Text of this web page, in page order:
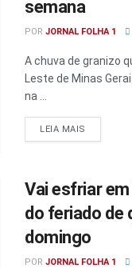
semana
POR JORNAL FOLHA 1
A chuva de granizo
Leste de Minas
na ...
LEIA MAIS
Vai esfriar
do feriado de
domingo
POR JORNAL FOLHA 1